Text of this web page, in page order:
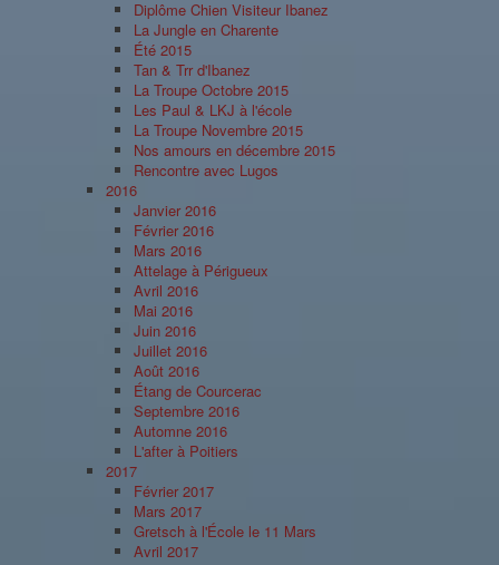
Diplôme Chien Visiteur Ibanez
La Jungle en Charente
Été 2015
Tan & Trr d'Ibanez
La Troupe Octobre 2015
Les Paul & LKJ à l'école
La Troupe Novembre 2015
Nos amours en décembre 2015
Rencontre avec Lugos
2016
Janvier 2016
Février 2016
Mars 2016
Attelage à Périgueux
Avril 2016
Mai 2016
Juin 2016
Juillet 2016
Août 2016
Étang de Courcerac
Septembre 2016
Automne 2016
L'after à Poitiers
2017
Février 2017
Mars 2017
Gretsch à l'École le 11 Mars
Avril 2017